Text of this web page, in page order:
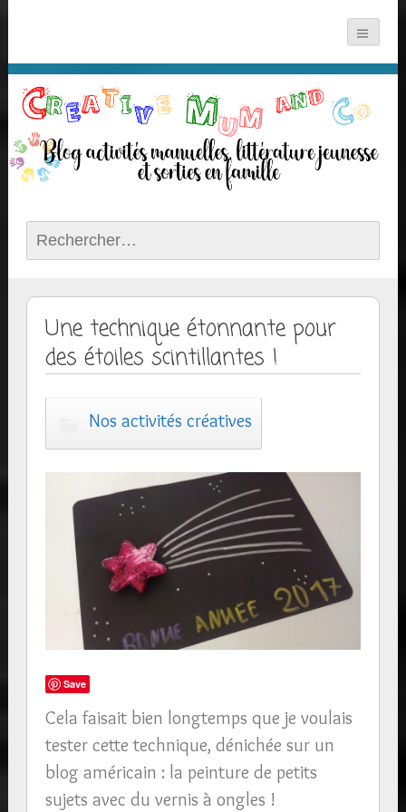
Rechercher :
Une technique étonnante pour
des étoiles scintillantes !
Nos activités créatives
Save
Cela faisait bien longtemps que je voulais
tester cette technique, dénichée sur un
blog américain : la peinture de petits
sujets avec du vernis à ongles !